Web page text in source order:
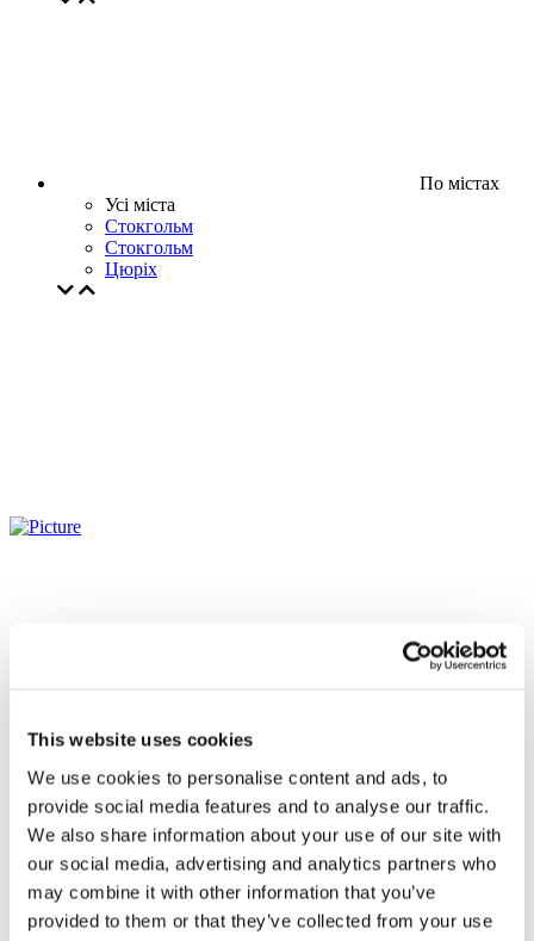
This website uses cookies
We use cookies to personalise content and ads, to
provide social media features and to analyse our traffic.
We also share information about your use of our site with
our social media, advertising and analytics partners who
may combine it with other information that you’ve
provided to them or that they’ve collected from your use
По містах
Усі міста
Стокгольм
Стокгольм
Цюрiх
Всі заходи